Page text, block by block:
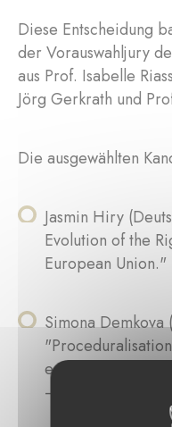
Diese Entscheidung
der Vorauswahljury
aus Prof. Isabelle
Jörg Gerkrath und
Die ausgewählten
Jasmin Hiry
Evolution of the
European Union."
Simona Demkova
enforcement in
– the study of